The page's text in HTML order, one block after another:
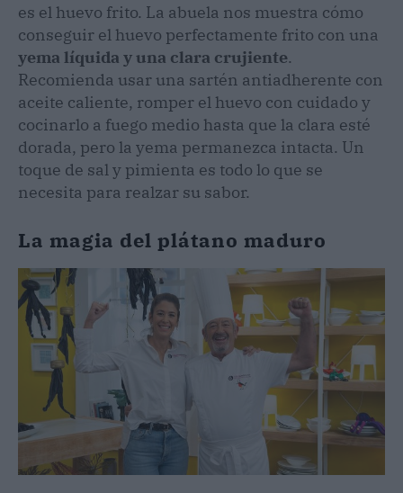
es el huevo frito. La abuela nos muestra cómo
conseguir el huevo perfectamente frito con una
yema líquida y una clara crujiente.
Recomienda usar una sartén antiadherente con
aceite caliente, romper el huevo con cuidado y
cocinarlo a fuego medio hasta que la clara esté
dorada, pero la yema permanezca intacta. Un
toque de sal y pimienta es todo lo que se
necesita para realzar su sabor.
La magia del plátano maduro